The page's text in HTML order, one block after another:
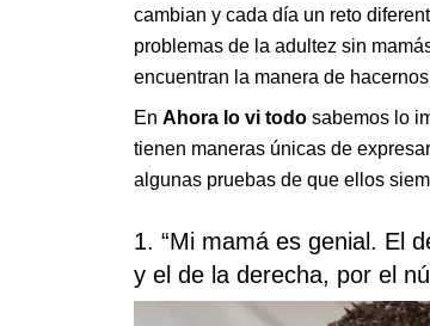
cambian y cada día un reto
problemas de la adultez sin
encuentran la manera de
En Ahora lo vi todo sabemos lo
tienen maneras únicas de
algunas pruebas de que ellos
1. “Mi mamá es genial. El
y el de la derecha, por el